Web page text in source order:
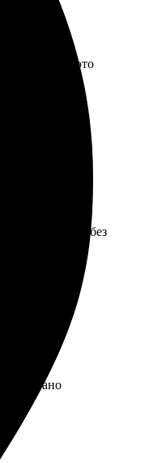
вырост, но это
на месте.
продуман, без